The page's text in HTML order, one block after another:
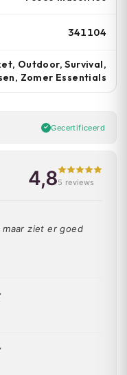
341104
Outdoor, Survival,
Zomer Essentials
Gecertificeerd
4,85 reviews
ziet er goed